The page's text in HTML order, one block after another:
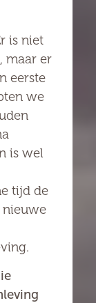
is niet
maar er
eerste
we
is wel
tijd de